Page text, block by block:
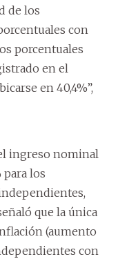
de los
con
porcentuales
en el
en 40,4%”,
ingreso nominal
para los
que la única
(aumento
con